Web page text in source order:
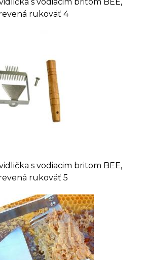
rukoväť 4
s vodiacim britom BEE,
rukoväť 5